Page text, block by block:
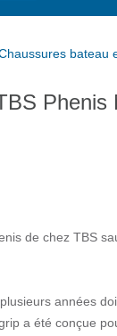
bateau
Phenis
de chez TBS
années
a été conçue